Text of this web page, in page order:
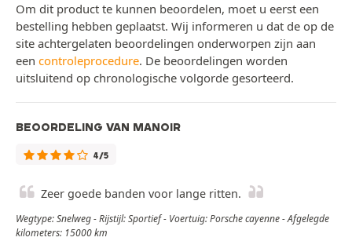
Om dit product te kunnen beoordelen, moet u eerst een
bestelling hebben geplaatst. Wij informeren u dat de op de
site achtergelaten beoordelingen onderworpen zijn aan
een controleprocedure. De beoordelingen worden
uitsluitend op chronologische volgorde gesorteerd.
BEOORDELING VAN MANOIR
4/5
Zeer goede banden voor lange ritten.
Wegtype: Snelweg - Rijstijl: Sportief - Voertuig: Porsche cayenne - Afgelegde
kilometers: 15000 km